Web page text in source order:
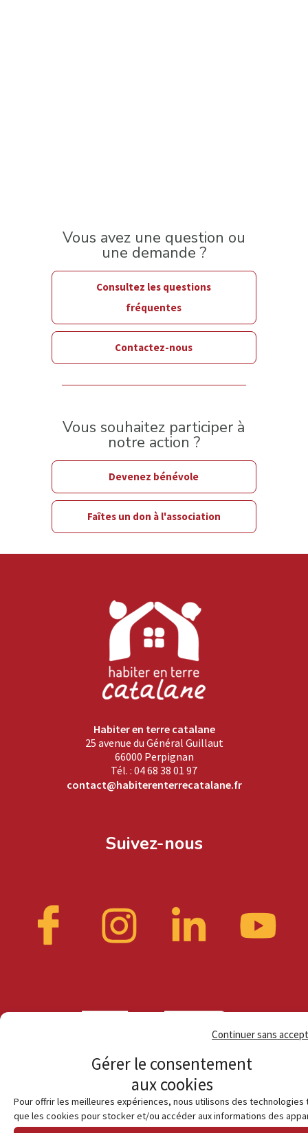
Gérer le consentement
aux cookies
Pour offrir les meilleures expériences, nous utilisons des technologies
que les cookies pour stocker et/ou accéder aux informations des
Continuer sans
Vous avez une question ou
une demande ?
Consultez les questions
fréquentes
Contactez-nous
Vous souhaitez participer à
notre action ?
Devenez bénévole
Faîtes un don à l'association
Habiter en terre catalane
25 avenue du Général Guillaut
66000 Perpignan
Tél. : 04 68 38 01 97
contact@habiterenterrecatalane.fr
Suivez-nous